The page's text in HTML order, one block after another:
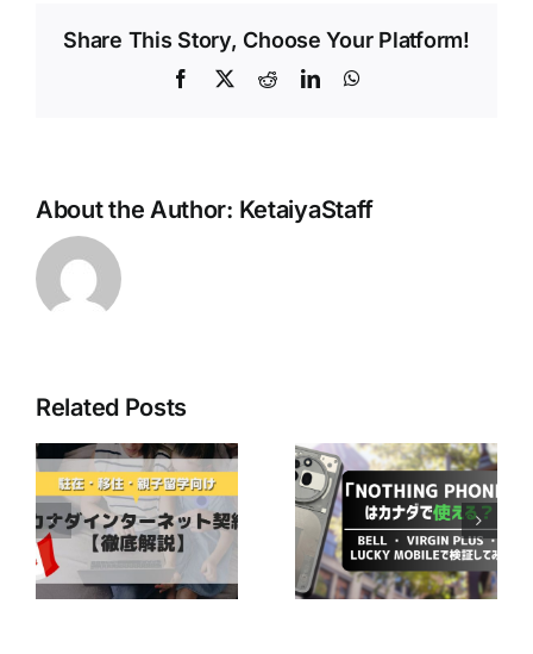
Share This Story, Choose Your Platform!
Facebook
X RedditLinkedIn
About the Author: KetaiyaStaff
Related Posts
最近人気の
「Nothing
Phone」はカナ
ダで使える？ ～
Bell ・ Virgin
Plus ・ Lucky
Bell Mobilityユ
ーザー必見！
CraveのBasicプ
ランが無料で楽
しめるかも！？